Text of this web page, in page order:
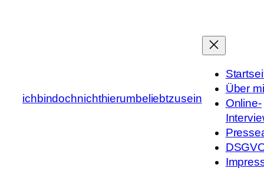
ichbindochnichthierumbeliebtzusein
Über
Online-